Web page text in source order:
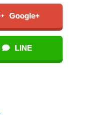
Google+
LINE